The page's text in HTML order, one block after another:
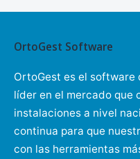
OrtoGest Software
OrtoGest es el
líder en el mercado que
instalaciones a nivel
continua para que
con las herramientas